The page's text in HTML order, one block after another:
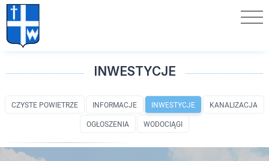
INWESTYCJE
CZYSTE POWIETRZE INFORMACJE INWESTYCJE
KANALIZACJA
OGŁOSZENIA
WODOCIĄGI